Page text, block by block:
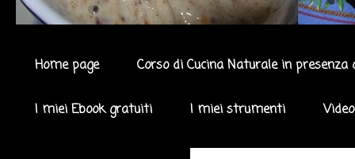
Home page Corso di Cucina Naturale in presenza
I miei Ebook gratuiti I miei strumenti